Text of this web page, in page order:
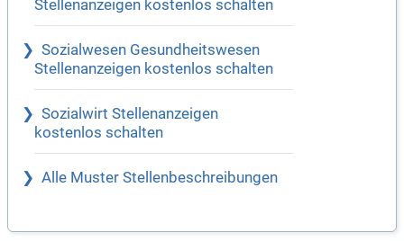
Stellenanzeigen kostenlos schalten
Sozialwesen Gesundheitswesen
Stellenanzeigen kostenlos schalten
Sozialwirt Stellenanzeigen
kostenlos schalten
Alle Muster Stellenbeschreibungen